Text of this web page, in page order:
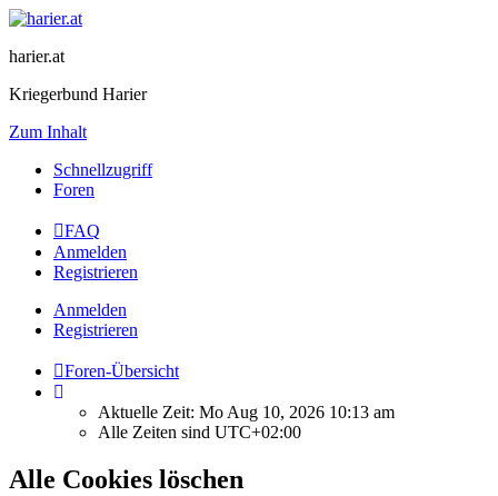
harier.at
Kriegerbund Harier
Zum Inhalt
Schnellzugriff
Foren
FAQ
Anmelden
Registrieren
Anmelden
Registrieren
Foren-Übersicht
Aktuelle Zeit: Mo Aug 10, 2026 10:13 am
Alle Zeiten sind UTC+02:00
Alle Cookies löschen